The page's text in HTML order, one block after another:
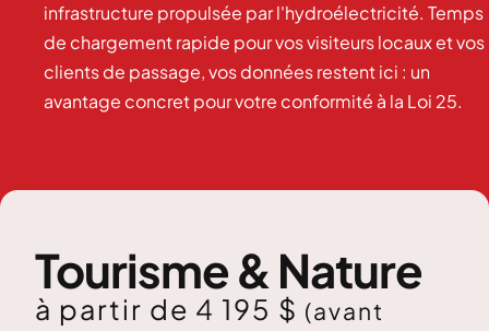
infrastructure propulsée par l'hydroélectricité. Temps
de chargement rapide pour vos visiteurs locaux et vos
clients de passage, vos données restent ici : un
avantage concret pour votre conformité à la Loi 25.
Tourisme & Nature
à partir de 4 195 $ (avant